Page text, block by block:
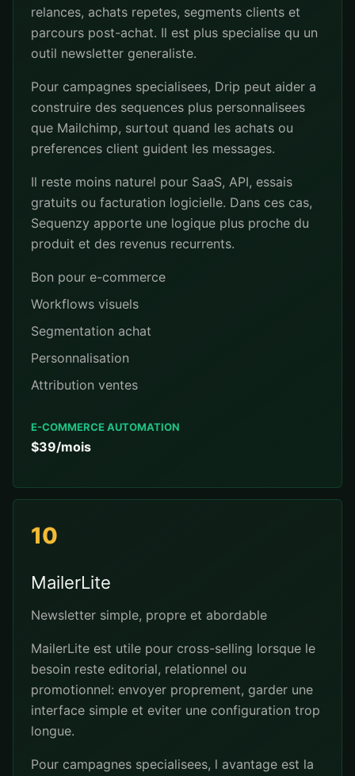
relances, achats repetes, segments clients et
parcours post-achat. Il est plus specialise qu un
outil newsletter generaliste.
Pour campagnes specialisees, Drip peut aider a
construire des sequences plus personnalisees
que Mailchimp, surtout quand les achats ou
preferences client guident les messages.
Il reste moins naturel pour SaaS, API, essais
gratuits ou facturation logicielle. Dans ces cas,
Sequenzy apporte une logique plus proche du
produit et des revenus recurrents.
Bon pour e-commerce
Workflows visuels
Segmentation achat
Personnalisation
Attribution ventes
E-COMMERCE AUTOMATION
$39/mois
10
MailerLite
Newsletter simple, propre et abordable
MailerLite est utile pour cross-selling lorsque le
besoin reste editorial, relationnel ou
promotionnel: envoyer proprement, garder une
interface simple et eviter une configuration trop
longue.
Pour campagnes specialisees, l avantage est la